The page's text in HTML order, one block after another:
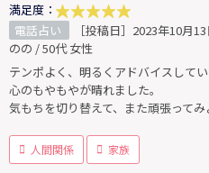
満足度：
電話占い
［投稿日］2023年10月
のの / 50代 女性
テンポよく、明るくアドバイスして
心のもやもやが晴れました。
気もちを切り替えて、また頑張ってみ
人間関係 家族